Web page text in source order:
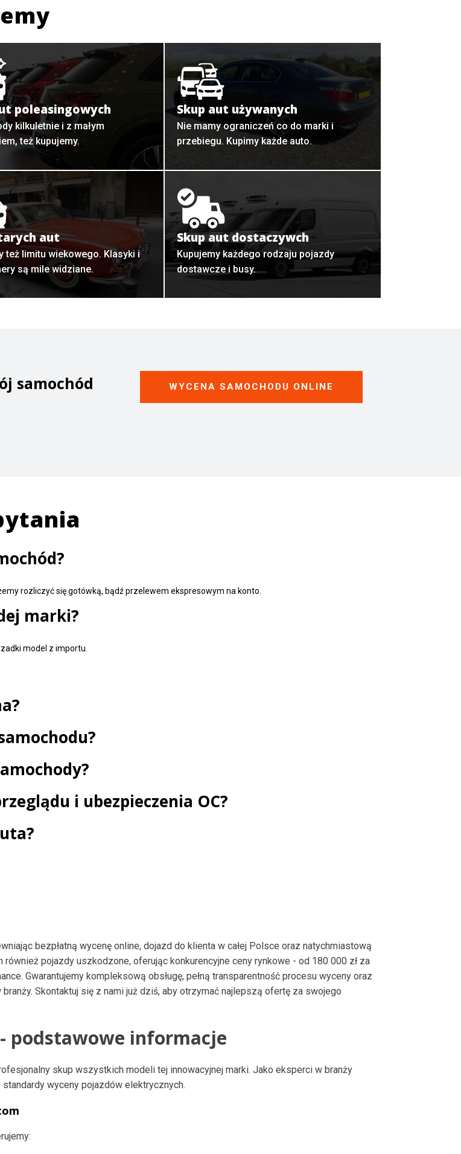
poleasingowych
kilkuletnie i z małym
też kupujemy.
Skup aut używanych
Nie mamy ograniczeń co do marki i
przebiegu. Kupimy każde auto.
aut
też limitu wiekowego. Klasyki i
są mile widziane.
Skup aut dostaczywch
Kupujemy każdego rodzaju pojazdy
dostawcze i busy.
samochód
WYCENA SAMOCHODU ONLINE
rozliczyć się gotówką, bądź przelewem ekspresowym na konto.
marki?
model z importu.
i ubezpieczenia OC?
bezpłatną wycenę online, dojazd do klienta w całej Polsce oraz natychmiastową
również pojazdy uszkodzone, oferując konkurencyjne ceny rynkowe - od 180 000 zł za
Gwarantujemy kompleksową obsługę, pełną transparentność procesu wyceny oraz
Skontaktuj się z nami już dziś, aby otrzymać najlepszą ofertę za swojego
podstawowe informacje
skup wszystkich modeli tej innowacyjnej marki. Jako eksperci w branży
wyceny pojazdów elektrycznych.